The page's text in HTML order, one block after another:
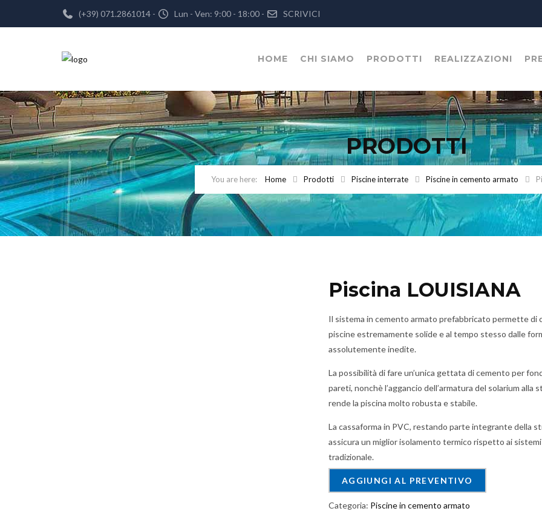
(+39) 071.2861014 - Lun - Ven: 9:00 - 18:00 - SCRIVICI
HOME CHI SIAMO PRODOTTI REALIZZAZIONI
PRODOTTI
Home Prodotti Piscine interrate Piscine in cemento armato
Piscina LOUISIANA
Il sistema in cemento armato prefabbricato permette di
piscine estremamente solide e al tempo stesso dalle
assolutemente inedite.
La possibilità di fare un’unica gettata di cemento per
pareti, nonchè l’aggancio dell’armatura del solarium alla
rende la piscina molto robusta e stabile.
La cassaforma in PVC, restando parte integrante della
assicura un miglior isolamento termico rispetto ai sistemi
tradizionale.
AGGIUNGI AL PREVENTIVO
Categoria: Piscine in cemento armato